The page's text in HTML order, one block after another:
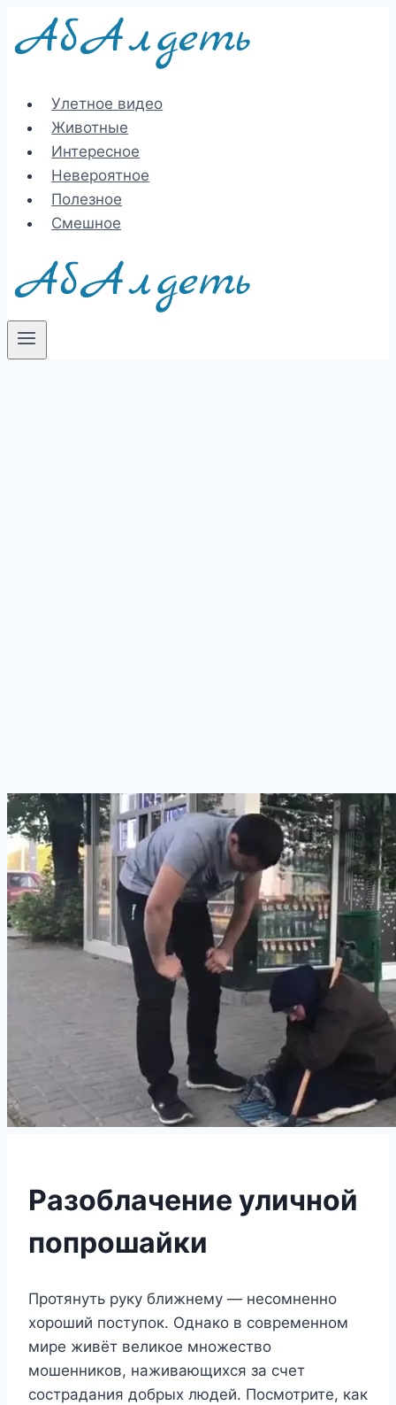
Перейти
Улетное видео
Животные
Интересное
Невероятное
Полезное
Смешное
Разоблачение уличной
попрошайки
Протянуть руку ближнему — несомненно
хороший поступок. Однако в современном
мире живёт великое множество
мошенников, наживающихся за счет
сострадания добрых людей. Посмотрите, как